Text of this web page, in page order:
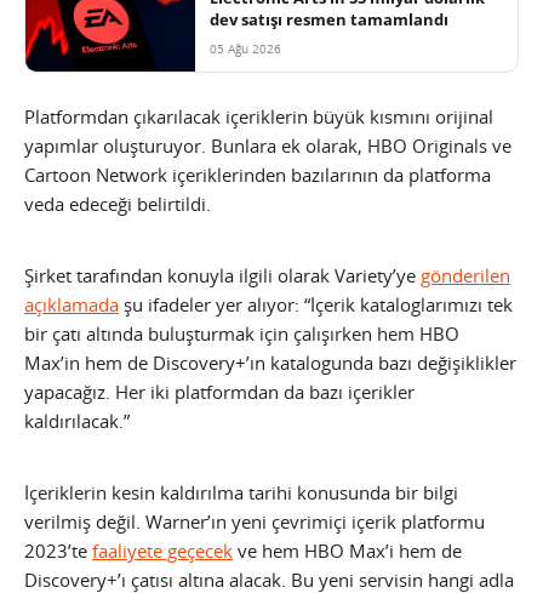
dev satışı resmen tamamlandı
05 Ağu 2026
Platformdan çıkarılacak içeriklerin büyük kısmını orijinal
yapımlar oluşturuyor. Bunlara ek olarak, HBO Originals ve
Cartoon Network içeriklerinden bazılarının da platforma
veda edeceği belirtildi.
Şirket tarafından konuyla ilgili olarak Variety’ye gönderilen
açıklamada şu ifadeler yer alıyor: “İçerik kataloglarımızı tek
bir çatı altında buluşturmak için çalışırken hem HBO
Max’in hem de Discovery+’ın katalogunda bazı değişiklikler
yapacağız. Her iki platformdan da bazı içerikler
kaldırılacak.”
İçeriklerin kesin kaldırılma tarihi konusunda bir bilgi
verilmiş değil. Warner’ın yeni çevrimiçi içerik platformu
2023’te faaliyete geçecek ve hem HBO Max’i hem de
Discovery+’ı çatısı altına alacak. Bu yeni servisin hangi adla